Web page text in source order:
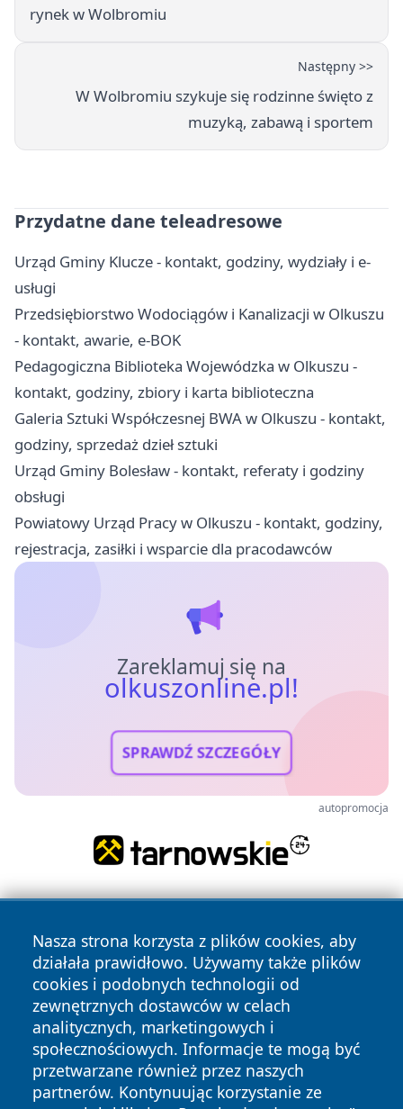
rynek w Wolbromiu
Następny >>
W Wolbromiu szykuje się rodzinne święto z
muzyką, zabawą i sportem
Przydatne dane teleadresowe
Urząd Gminy Klucze - kontakt, godziny, wydziały i e-
usługi
Przedsiębiorstwo Wodociągów i Kanalizacji w Olkuszu
- kontakt, awarie, e-BOK
Pedagogiczna Biblioteka Wojewódzka w Olkuszu -
kontakt, godziny, zbiory i karta biblioteczna
Galeria Sztuki Współczesnej BWA w Olkuszu - kontakt,
godziny, sprzedaż dzieł sztuki
Urząd Gminy Bolesław - kontakt, referaty i godziny
obsługi
Powiatowy Urząd Pracy w Olkuszu - kontakt, godziny,
rejestracja, zasiłki i wsparcie dla pracodawców
Zareklamuj się na
olkuszonline.pl!
SPRAWDŹ SZCZEGÓŁY
autopromocja
Nasza strona korzysta z plików cookies, aby
działała prawidłowo. Używamy także plików
cookies i podobnych technologii od
zewnętrznych dostawców w celach
analitycznych, marketingowych i
społecznościowych. Informacje te mogą być
przetwarzane również przez naszych
partnerów. Kontynuując korzystanie ze
Copyright © 2026 olkuszonline.pl Wszystkie prawa
zastrzeżone.
News Autorzy
Polityka
Polityka